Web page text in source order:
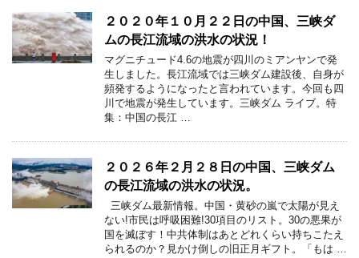
２０２０年１０月２２日の中国、三峡ダ
ムの長江流域の洪水の状況！
マグニチュード4.6の地震が四川のミアンヤンで発
生しました。長江流域では三峡ダム建設後、自身が
頻発するようになったと言われています。今回も四
川で地震が発生しています。三峡ダム ライブ。特
集：中国の長江 …
２０２６年２月２８日の中国、三峡ダム
の長江流域の洪水の状況。
三峡ダム最新情報。中国・黄砂の嵐で太陽が見え
ない!市民は呼吸困難!30項目のリスト。30の悪果が
国を滅ぼす！中共体制はあとどれくらい持ちこたえ
られるのか？見かけ倒しの旧正月ギフト。「もは …